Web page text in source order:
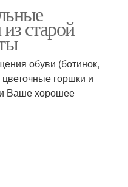
старой
обуви (ботинок,
горшки и
и Ваше хорошее